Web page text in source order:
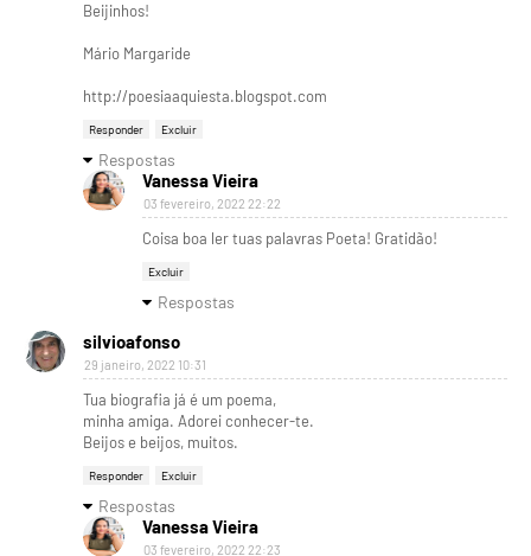
Beijinhos!
Mário Margaride
http://poesiaaquiesta.blogspot.com
Responder Excluir
Respostas
Vanessa Vieira
03 fevereiro, 2022 22:22
Coisa boa ler tuas palavras Poeta! Gratidão!
Excluir
Respostas
silvioafonso
29 janeiro, 2022 10:31
Tua biografia já é um poema,
minha amiga. Adorei conhecer-te.
Beijos e beijos, muitos.
Responder Excluir
Respostas
Vanessa Vieira
03 fevereiro, 2022 22:23